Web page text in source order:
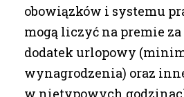
obowiązków i systemu
mogą liczyć na premie
dodatek urlopowy
wynagrodzenia) oraz